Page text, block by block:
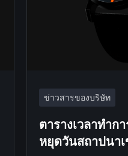
ข่าวสารของบริษัท
ตารางเวลาทำก
หยุดวันสถาปนา